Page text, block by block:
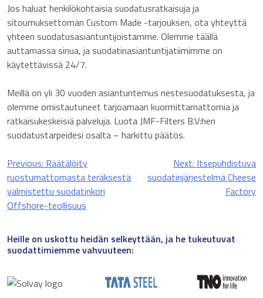
Jos haluat henkilökohtaisia suodatusratkaisuja ja
sitoumuksettoman Custom Made -tarjouksen, ota yhteyttä
yhteen suodatusasiantuntijoistamme. Olemme täällä
auttamassa sinua, ja suodatinasiantuntijatiimimme on
käytettävissä 24/7.
Meillä on yli 30 vuoden asiantuntemus nestesuodatuksesta, ja
olemme omistautuneet tarjoamaan kuormittamattomia ja
ratkaisukeskeisiä palveluja. Luota JMF-Filters B.V:hen
suodatustarpeidesi osalta – harkittu päätös.
Artikkelien
selaus
Previous: Räätälöity
ruostumattomasta teräksestä
valmistettu suodatinkori
Offshore-teollisuus
Next: Itsepuhdistuva
suodatinjärjestelmä Cheese
Factory
Heille on uskottu heidän selkeyttään, ja he tukeutuvat
suodattimiemme vahvuuteen: